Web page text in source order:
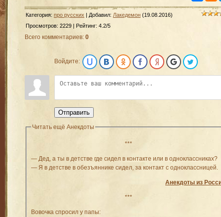
Категория: про русских | Добавил: Лакедемон (19.08.2016)
Просмотров: 2229 | Рейтинг: 4.2/5
Всего комментариев: 0
Войдите:
Отправить
Читать ещё Анекдоты
***
— Дед, а ты в детстве где сидел в контакте или в одноклассниках?
— Я в детстве в обезъяннике сидел, за контакт с одноклассницей.
Анекдоты из
***
Вовочка спросил у папы: